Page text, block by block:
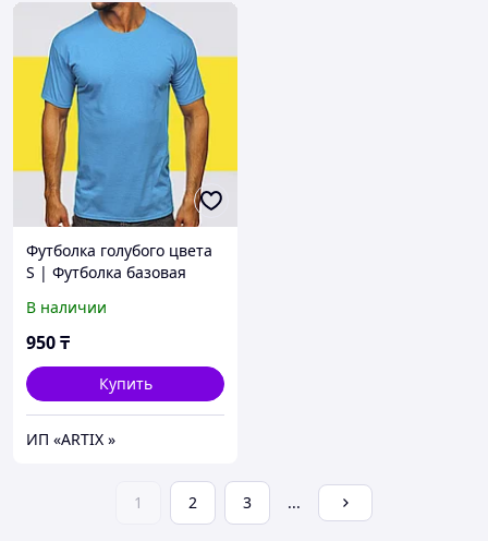
Футболка голубого цвета
S | Футболка базовая
| Футболка унисекс
В наличии
950₸
Купить
ИП «ARTIX »
1 2 3 ...